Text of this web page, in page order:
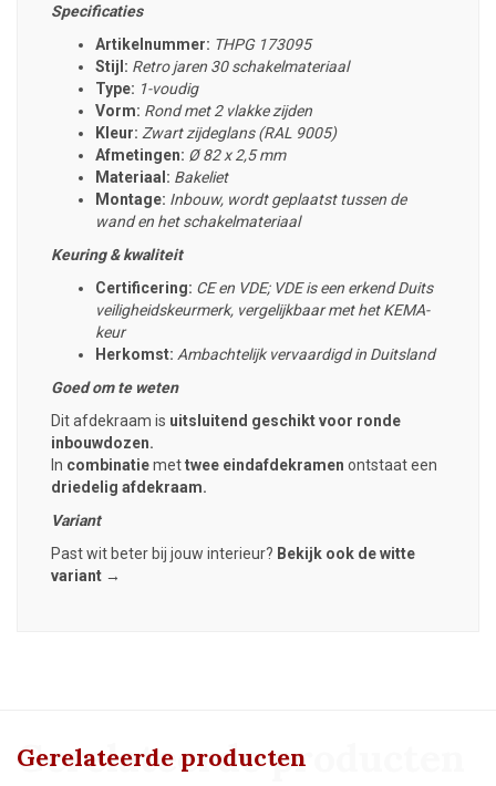
Specificaties
Artikelnummer: THPG 173095
Stijl: Retro jaren 30 schakelmateriaal
Type: 1-voudig
Vorm: Rond met 2 vlakke zijden
Kleur: Zwart zijdeglans (RAL 9005)
Afmetingen: Ø 82 x 2,5 mm
Materiaal: Bakeliet
Montage: Inbouw, wordt geplaatst tussen de
wand en het schakelmateriaal
Keuring & kwaliteit
Certificering: CE en VDE; VDE is een erkend Duits
veiligheidskeurmerk, vergelijkbaar met het KEMA-
keur
Herkomst: Ambachtelijk vervaardigd in Duitsland
Goed om te weten
Dit afdekraam is uitsluitend geschikt voor ronde
inbouwdozen.
In combinatiemettwee eindafdekramen ontstaat een
driedelig afdekraam.
Variant
Past wit beter bij jouw interieur? Bekijk ook de witte
variant →
Gerelateerde producten
Gerelateerde producten